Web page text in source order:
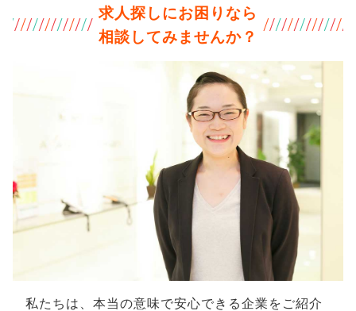
求人探しにお困りなら
相談してみませんか？
私たちは、本当の意味で安心できる企業をご紹介